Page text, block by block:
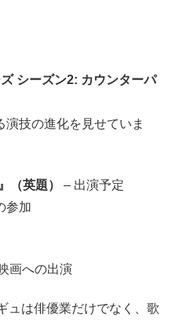
シーズン2: カウンターパ
演技の進化を見せていま
（英題）
– 出演予定
参加
画への出演
ュは俳優業だけでなく、歌